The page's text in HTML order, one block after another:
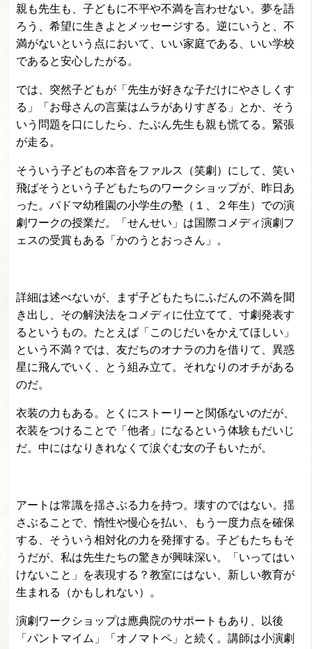
親も先生も、子どもに不平や不満を言わせない。夢を語
ろう、希望に生きよとメッセージする。逆にいうと、不
満がないという点において、いい家庭である、いい学校
であると安心したがる。
では、突然子どもが「先生が好きな子だけにやさしくす
る」「お母さんの言葉はムラがありすぎる」とか、そう
いう問題を口にしたら、たぶん先生も親も慌てる。緊張
が走る。
そういう子どもの本音をファルス（笑劇）にして、笑い
飛ばそうという子どもたちのワークショップが、昨日あ
った。パドマ幼稚園の小学生の塾（１、２年生）での演
劇ワークの授業だ。「せんせい」は国際コメディ演劇フ
ェスの受賞もある「かのうとおっさん」。
詳細は述べないが、まず子どもたちにふだんの不満を聞
き出し、その解決法をコメディに仕立てて、寸劇発表す
るというもの。たとえば「このじだいをかえてほしい」
という不満？では、友だちのオナラの力を借りて、異惑
星に飛んでいく、とう組み立て。それなりのオチがある
のだ。
衣装の力もある。とくにストーリーと関係ないのだが、
衣装をつけることで「他者」になるという体験もだいじ
だ。中にはなりきれなくて涙ぐむ女の子もいたが。
アートは常識を揺さぶる力を持つ。壊すのではない。揺
さぶることで、惰性や慢心を払い、もう一度力点を確保
する、そういう相対化の力を発揮する。子どもたちもそ
うだが、私は先生たちの驚きが興味深い。「いってはい
けないこと」を表現する？教室にはない、新しい教育が
生まれる（かもしれない）。
演劇ワークショップは應典院のサポートもあり、以後
「パントマイム」「オノマトペ」と続く。講師は小演劇